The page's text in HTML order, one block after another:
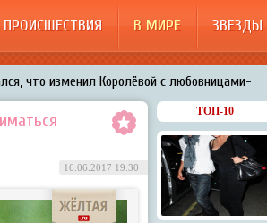
ПРОИСШЕСТВИЯ В МИРЕ ЗВЕЗДЫ
что изменил Королёвой с любовницами-
Курникова
гостей HammAli & Navai
комплекс на «Ледниковом периоде»
что изменил Королёвой с любовницами-
16.06.2017 19:30
ТОП-10